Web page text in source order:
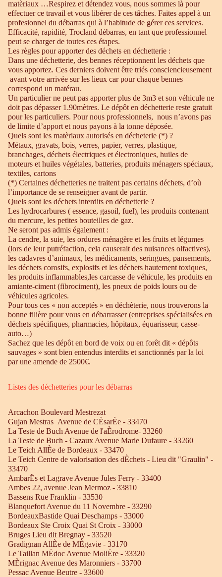
matèriaux …Respirez et détendez vous, nous sommes là pour
effectuer ce travail et vous libérer de ces tâches. Faites appel à un
profesionnel du débarras qui à l’habitude de gérer ces services.
Efficacité, rapidité, Trocland débarras, en tant que professionnel
peut se charger de toutes ces étapes.
Les règles pour apporter des déchets en déchetterie :
Dans une déchetterie, des bennes réceptionnent les déchets que
vous apportez. Ces derniers doivent être triés consciencieusement
avant votre arrivée sur les lieux car pour chaque bennes
correspond un matérau.
Un particulier ne peut pas apporter plus de 3m3 et son véhicule ne
doit pas dépasser 1.90mètres. Le dépôt en déchetterie reste gratuit
pour les particuliers. Pour nous professionnels, nous n’avons pas
de limite d’apport et nous payons à la tonne déposée.
Quels sont les matèriaux autorisés en décheterie (*) ?
Métaux, gravats, bois, verres, papier, verres, plastique,
branchages, déchets électriques et électroniques, huiles de
moteurs et huiles végétales, batteries, produits ménagers spéciaux,
textiles, cartons
(*) Certaines déchetteries ne traitent pas certains déchets, d’où
l’importance de se renseigner avant de partir.
Quels sont les déchets interdits en déchetterie ?
Les hydrocarbures ( essence, gasoil, fuel), les produits contenant
du mercure, les petites bouteilles de gaz.
Ne seront pas admis également :
La cendre, la suie, les ordures ménagère et les fruits et légumes
(lors de leur putréfaction, cela causerait des nuisances olfactives),
les cadavres d’animaux, les médicaments, seringues, pansements,
les déchets corosifs, explosifs et les déchets hautement toxiques,
les produits inflammables,les carcasse de véhicule, les produits en
amiante-ciment (fibrociment), les pneux de poids lours ou de
véhicules agricoles.
Pour tous ces « non acceptés » en déchèterie, nous trouverons la
bonne filière pour vous en débarrasser (entreprises spécialisées en
déchets spécifiques, pharmacies, hôpitaux, équarisseur, casse-
auto…)
Sachez que les dépôt en bord de voix ou en forêt dit « dépôts
sauvages » sont bien entendus interdits et sanctionnés par la loi
par une amende de 2500€.
Listes des déchetteries pour les débarras
Arcachon Boulevard Mestrezat
Gujan Mestras Avenue de CÈsarÈe - 33470
La Teste de Buch Avenue de l'aÈrodrome- 33260
La Teste de Buch - Cazaux Avenue Marie Dufaure - 33260
Le Teich AllÈe de Bordeaux - 33470
Le Teich Centre de valorisation des dÈchets - Lieu dit "Graulin" -
33470
AmbarËs et Lagrave Avenue Jules Ferry - 33400
Ambes 22, avenue Jean Mermoz - 33810
Bassens Rue Franklin - 33530
Blanquefort Avenue du 11 Novembre - 33290
BordeauxBastide Quai Deschamps - 33000
Bordeaux Ste Croix Quai St Croix - 33000
Bruges Lieu dit Bregnay - 33520
Gradignan AllÈe de MÈgavie - 33170
Le Taillan MÈdoc Avenue MoliËre - 33320
MÈrignac Avenue des Maronniers - 33700
Pessac Avenue Beutre - 33600